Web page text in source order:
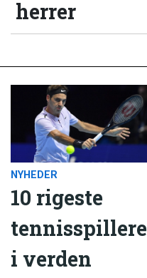
herrer
NYHEDER
10 rigeste
tennisspillere
i verden